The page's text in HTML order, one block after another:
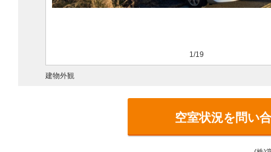
1/19
建物外観
空室状況を問い